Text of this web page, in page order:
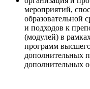
мероприятий,
образовательной
и подходов к
(модулей) в
программ высшего
дополнительных
дополнительных